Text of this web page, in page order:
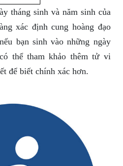
tháng sinh và năm sinh của
xác định cung hoàng đạo
bạn sinh vào những ngày
thể tham khảo thêm tử vi
để biết chính xác hơn.